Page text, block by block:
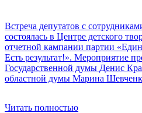
Встреча депутатов с
состоялась в Центре детского
отчетной кампании партии
Есть результат!». Мероприятие
Государственной думы Денис
областной думы Марина
Читать полностью